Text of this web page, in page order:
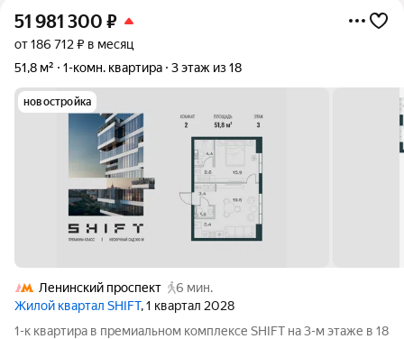
51 981 300 ₽
от 186 712 ₽ в месяц
51,8 м²
1-комн. квартира 3 этаж из 18
новостройка
Ленинский проспект
6 мин.
Жилой квартал SHIFT, 1 квартал 2028
1-к квартира в премиальном комплексе SHIFT на 3-м этаже в 18